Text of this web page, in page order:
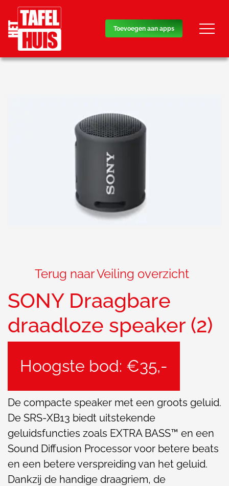
overslaan
Toevoegen aan apps
Terug naar Veiling overzicht
SONY Draagbare
draadloze speaker (2)
Hoogste bod: €35,-
De compacte speaker met een groots geluid.
De SRS-XB13 biedt uitstekende
geluidsfuncties zoals EXTRA BASS™ en een
Sound Diffusion Processor voor betere beats
en een betere verspreiding van het geluid.
Dankzij de handige draagriem, de